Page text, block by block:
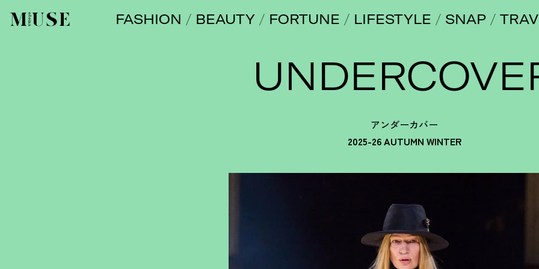
オトナミューズ ウェブFASHION BEAUTY FORTUNE LIFESTYLE SNAP
アンダーカバー
2025-26 AUTUMN WINTER